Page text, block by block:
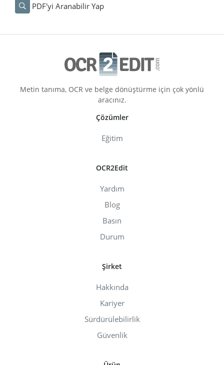
PDF'yi Aranabilir Yap
Metin tanıma, OCR ve belge dönüştürme için çok yönlü
aracınız.
Çözümler
Eğitim
OCR2Edit
Yardım
Blog
Basın
Durum
Şirket
Hakkında
Kariyer
Sürdürülebilirlik
Güvenlik